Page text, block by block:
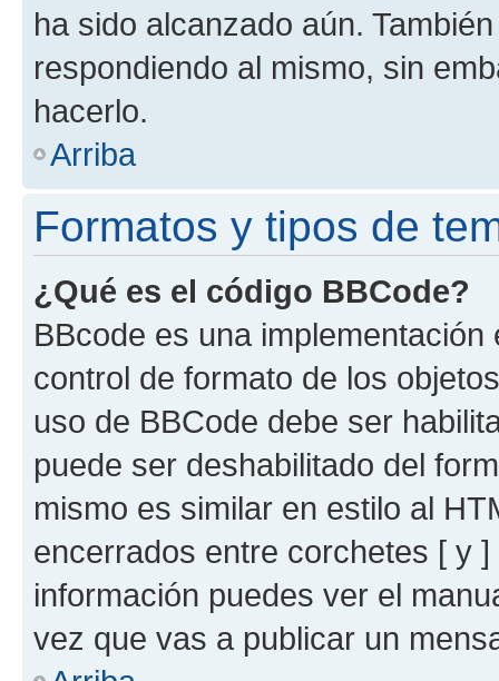
ha sido alcanzado aún.
respondiendo al mismo, sin
hacerlo.
Arriba
Formatos y tipos de
¿Qué es el código BBCode?
BBcode es una
control de formato de los
uso de BBCode debe ser
puede ser deshabilitado del
mismo es similar en estilo al
encerrados entre corchetes [ y
información puedes ver el
vez que vas a publicar un